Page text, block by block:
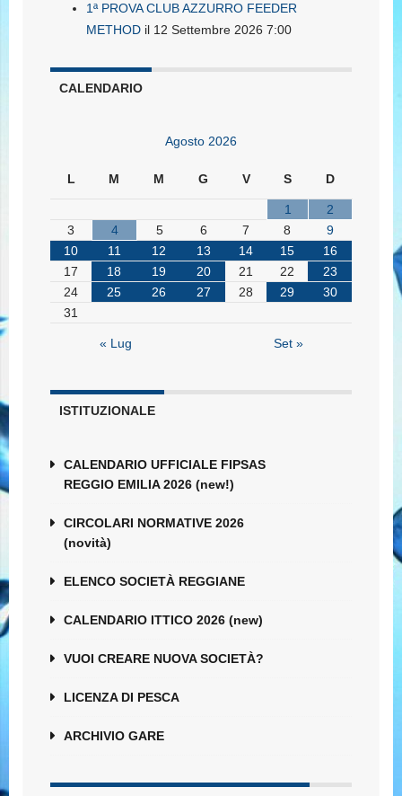
1ª PROVA CLUB AZZURRO FEEDER
METHOD il 12 Settembre 2026 7:00
CALENDARIO
Agosto 2026
L M M G V S D
1
2
3
4 5 6 7 8
9
10
11 12 13 14 15
16
17
18 19 20 21 22
23
24
25 26 27 28 29
30
31
« Lug Set »
ISTITUZIONALE
CALENDARIO UFFICIALE FIPSAS
REGGIO EMILIA 2026 (new!)
CIRCOLARI NORMATIVE 2026
(novità)
ELENCO SOCIETÀ REGGIANE
CALENDARIO ITTICO 2026 (new)
VUOI CREARE NUOVA SOCIETÀ?
LICENZA DI PESCA
ARCHIVIO GARE